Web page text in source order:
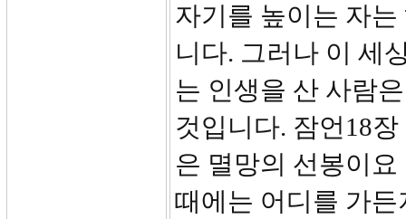
자기를 높이는 자
니다. 그러나 이 세
는 인생을 산 사람
것입니다. 잠언18
은 멸망의 선봉이
때에는 어디를 가